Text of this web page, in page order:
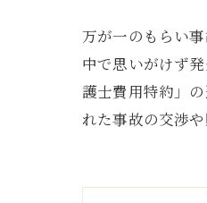
万が一のもらい
中で思いがけず
護士費用特約」
れた事故の交渉